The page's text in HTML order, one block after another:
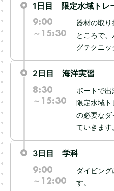
1日目 限定水域トレ
9:00
～15:30
器材の取り
ところで
グテクニッ
2日目 海洋実習
8:30
～15:30
ボートで出
限定水域
の必要なダ
ていきます
3日目 学科
9:00
～12:00
ダイビン
す。